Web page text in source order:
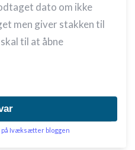
dato om ikke
men giver stakken til
til at åbne
på Ivæksætter bloggen